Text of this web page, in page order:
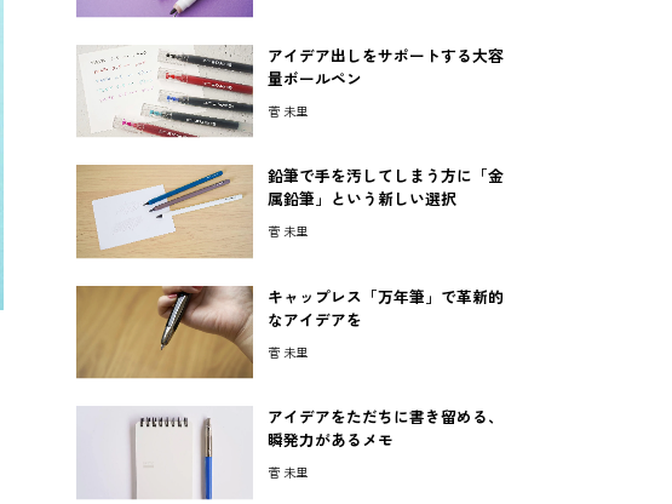
アイデア出しをサポートする大容
量ボールペン
菅 未里
鉛筆で手を汚してしまう方に「金
属鉛筆」という新しい選択
菅 未里
キャップレス「万年筆」で革新的
なアイデアを
菅 未里
アイデアをただちに書き留める、
瞬発力があるメモ
菅 未里